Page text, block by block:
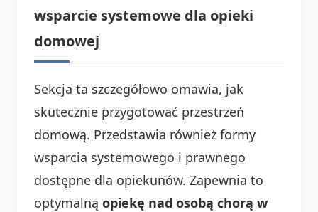
wsparcie systemowe dla opieki
domowej
Sekcja ta szczegółowo omawia, jak
skutecznie przygotować przestrzeń
domową. Przedstawia również formy
wsparcia systemowego i prawnego
dostępne dla opiekunów. Zapewnia to
optymalną opiekę nad osobą chorą w